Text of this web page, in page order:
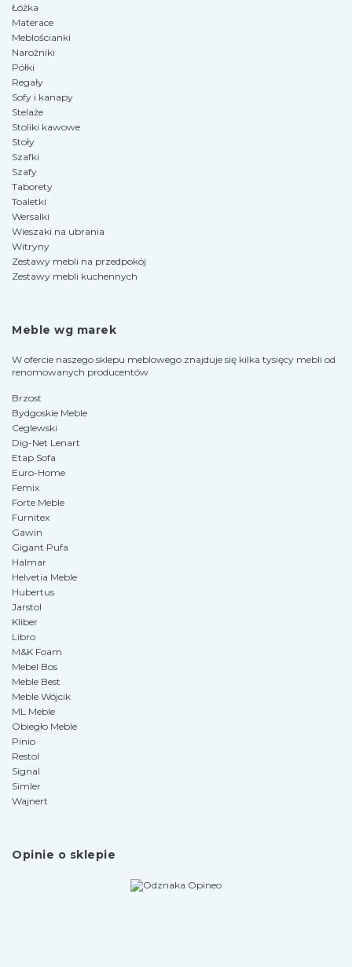
Łóżka
Materace
Meblościanki
Narożniki
Półki
Regały
Sofy i kanapy
Stelaże
Stoliki kawowe
Stoły
Szafki
Szafy
Taborety
Toaletki
Wersalki
Wieszaki na ubrania
Witryny
Zestawy mebli na przedpokój
Zestawy mebli kuchennych
Meble wg marek
W ofercie naszego sklepu meblowego znajduje się kilka tysięcy mebli od
renomowanych producentów
Brzost
Bydgoskie Meble
Ceglewski
Dig-Net Lenart
Etap Sofa
Euro-Home
Femix
Forte Meble
Furnitex
Gawin
Gigant Pufa
Halmar
Helvetia Meble
Hubertus
Jarstol
Kliber
Libro
M&K Foam
Mebel Bos
Meble Best
Meble Wójcik
ML Meble
Obiegło Meble
Pinio
Restol
Signal
Simler
Wajnert
Opinie o sklepie